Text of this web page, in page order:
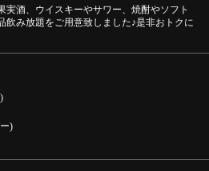
実酒、ウイスキーやサワー、焼酎やソフト
飲み放題をご用意致しました♪是非おトクに
)報をシェアする
題】生ビールを含む30種類以上